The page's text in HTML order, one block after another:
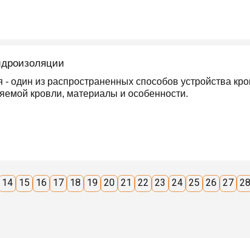
один из распространенных способов устройства
кровли, материалы и особенности.
14 15 16 17 18 19 20 21 22 23 24 25 26 27 28